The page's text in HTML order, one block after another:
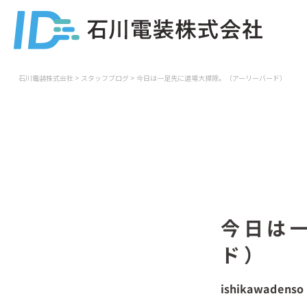
石川電装株式会社 > スタッフブログ > 今日は一足先に道場大掃除。（アーリーバード）
今日は
ド）
ishikawadenso